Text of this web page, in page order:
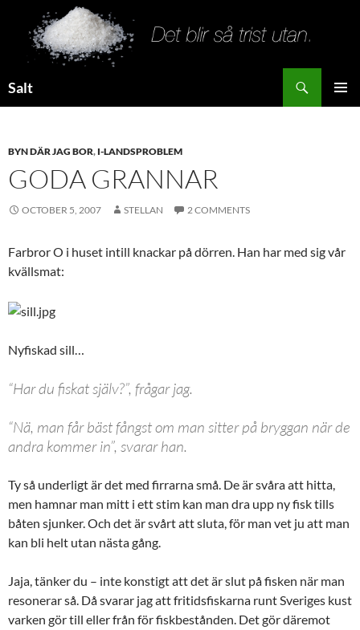
Salt
BYN DÄR JAG BOR, I-LANDSPROBLEM
GODA GRANNAR
OCTOBER 5, 2007 STELLAN 2 COMMENTS
Farbror O i huset intill knackar på dörren. Han har med sig vår
kvällsmat:
Nyfiskad sill…
“Har du fiskat själv?”, frågar jag.
“Nä, man får bäst fångst om man sitter på bryggan när de
andra kommer in”, svarar han.
Ty så underligt är det med firrarna små. De är svåra att hitta,
men hamnar man mitt i ett stim kan man dra upp ny fisk tills
båten sjunker. Och det är svårt att sluta, för man vet ju att man
kan bli helt utan nästa gång.
Jaja, tänker du – inte konstigt att det är slut på fisken när man
resonerar så. Då svarar jag att fritidsfiskarna runt Sveriges kust
varken gör till eller från för fiskbestånden. Det gör däremot